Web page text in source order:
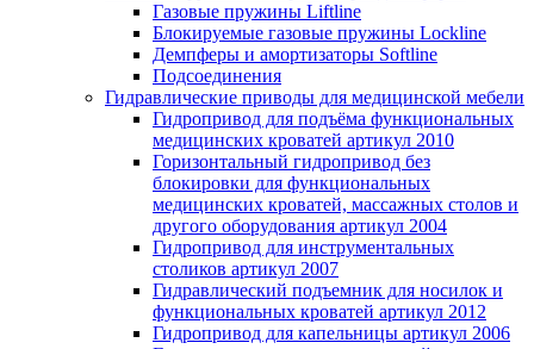
Газовые пружины Liftline
Блокируемые газовые пружины Lockline
Демпферы и амортизаторы Softline
Подсоединения
Гидравлические приводы для медицинской мебели
Гидропривод для подъёма функциональных
медицинских кроватей артикул 2010
Горизонтальный гидропривод без
блокировки для функциональных
медицинских кроватей, массажных столов и
другого оборудования артикул 2004
Гидропривод для инструментальных
столиков артикул 2007
Гидравлический подъемник для носилок и
функциональных кроватей артикул 2012
Гидропривод для капельницы артикул 2006